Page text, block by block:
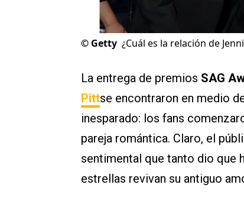
© Getty ¿Cuál es la relación de
La entrega de premios SAG
Pittse encontraron en medio
inesparado: los fans
pareja romántica. Claro, el
sentimental que tanto dio que
estrellas revivan su antiguo